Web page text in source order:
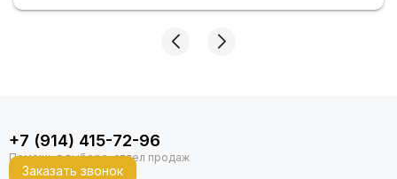
+7 (914) 415-72-96
Заказать звонок